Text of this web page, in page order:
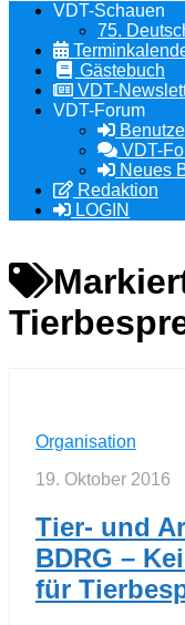
VDT-Schauen
75.
Gästebuch
VDT-
VDT-Forum
VDT-
Neues
Redaktion
LOGIN
Organisation
19. Oktober 2016
Tier- und
BDRG –
für